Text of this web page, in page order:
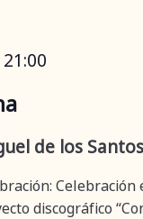
21:00
de los Santos
discográfico